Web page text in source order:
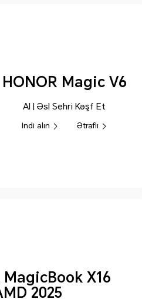
HONOR Magic V6
AI | Əsl Sehri Kəşf Et
İndi alın Ətraflı
MagicBook X16
2025